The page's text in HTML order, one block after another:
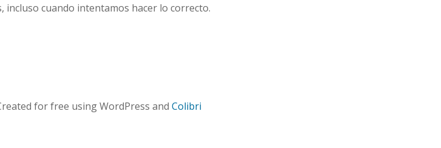
incluso cuando intentamos hacer lo correcto.
for free using WordPress and Colibri